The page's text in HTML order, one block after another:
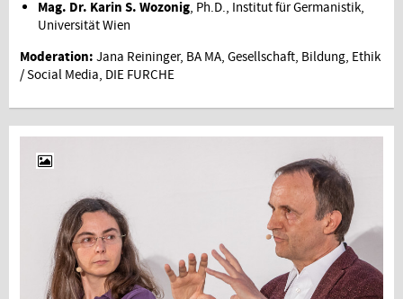
Mag. Dr. Karin S. Wozonig, Ph.D., Institut für Germanistik,
Universität Wien
Moderation: Jana Reininger, BA MA, Gesellschaft, Bildung, Ethik
/ Social Media, DIE FURCHE